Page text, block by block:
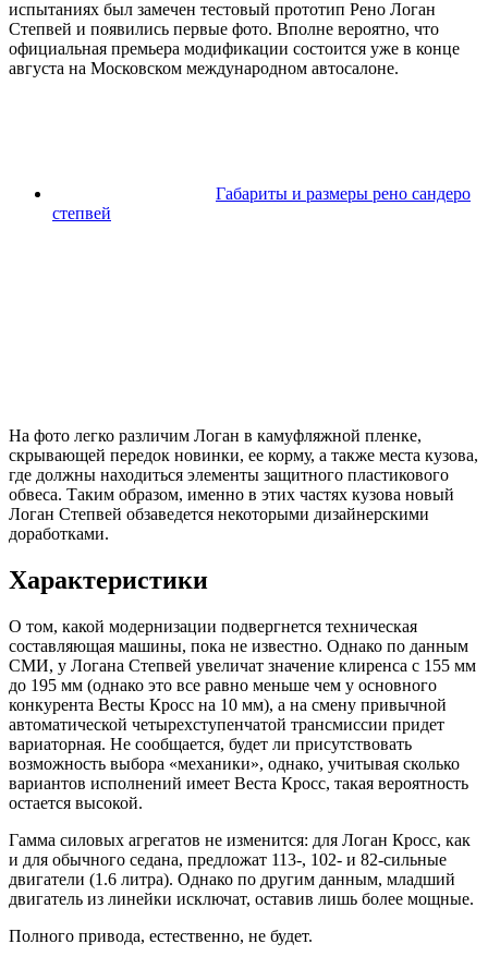
испытаниях был замечен тестовый прототип Рено Логан
Степвей и появились первые фото. Вполне вероятно, что
официальная премьера модификации состоится уже в конце
августа на Московском международном автосалоне.
Габариты и размеры рено сандеро
степвей
На фото легко различим Логан в камуфляжной пленке,
скрывающей передок новинки, ее корму, а также места кузова,
где должны находиться элементы защитного пластикового
обвеса. Таким образом, именно в этих частях кузова новый
Логан Степвей обзаведется некоторыми дизайнерскими
доработками.
Характеристики
О том, какой модернизации подвергнется техническая
составляющая машины, пока не известно. Однако по данным
СМИ, у Логана Степвей увеличат значение клиренса с 155 мм
до 195 мм (однако это все равно меньше чем у основного
конкурента Весты Кросс на 10 мм), а на смену привычной
автоматической четырехступенчатой трансмиссии придет
вариаторная. Не сообщается, будет ли присутствовать
возможность выбора «механики», однако, учитывая сколько
вариантов исполнений имеет Веста Кросс, такая вероятность
остается высокой.
Гамма силовых агрегатов не изменится: для Логан Кросс, как
и для обычного седана, предложат 113-, 102- и 82-сильные
двигатели (1.6 литра). Однако по другим данным, младший
двигатель из линейки исключат, оставив лишь более мощные.
Полного привода, естественно, не будет.